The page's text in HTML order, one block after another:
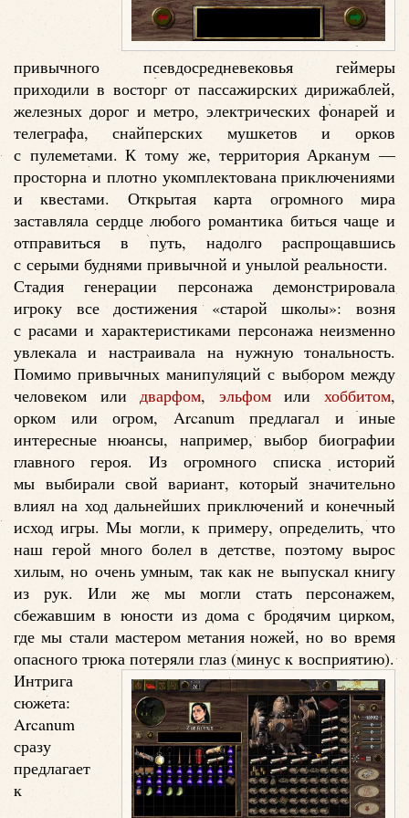
привычного псевдосредневековья геймеры
приходили в восторг от пассажирских дирижаблей,
железных дорог и метро, электрических фонарей и
телеграфа, снайперских мушкетов и орков
с пулеметами. К тому же, территория Арканум —
просторна и плотно укомплектована приключениями
и квестами. Открытая карта огромного мира
заставляла сердце любого романтика биться чаще и
отправиться в путь, надолго распрощавшись
с серыми буднями привычной и унылой реальности.
Стадия генерации персонажа демонстрировала
игроку все достижения «старой школы»: возня
с расами и характеристиками персонажа неизменно
увлекала и настраивала на нужную тональность.
Помимо привычных манипуляций с выбором между
человеком или дварфом, эльфомилихоббитом,
орком или огром, Arcanum предлагал и иные
интересные нюансы, например, выбор биографии
главного героя. Из огромного списка историй
мы выбирали свой вариант, который значительно
влиял на ход дальнейших приключений и конечный
исход игры. Мы могли, к примеру, определить, что
наш герой много болел в детстве, поэтому вырос
хилым, но очень умным, так как не выпускал книгу
из рук. Или же мы могли стать персонажем,
сбежавшим в юности из дома с бродячим цирком,
где мы стали мастером метания ножей, но во время
опасного трюка потеряли глаз (минус к восприятию).
Интрига
сюжета:
Arcanum
сразу
предлагает
к